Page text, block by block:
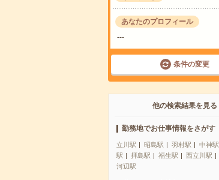
あなたのプロフィール
---
条件の変更
他の検索結果を見る
勤務地でお仕事情報をさがす
立川駅 昭島駅 羽村駅 中神駅
駅
拝島駅 福生駅 西立川駅
河辺駅